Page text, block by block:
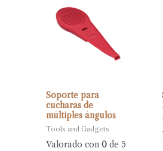
Soporte para
cucharas de
múltiples ángulos
Tools and Gadgets
Valorado con0 de 5